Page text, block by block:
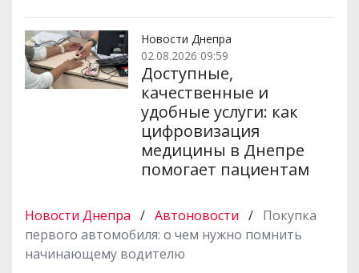
Новости Днепра
02.08.2026 09:59
Доступные,
качественные и
удобные услуги: как
цифровизация
медицины в Днепре
помогает пациентам
Новости Днепра / Автоновости / Покупка
первого автомобиля: о чем нужно помнить
начинающему водителю